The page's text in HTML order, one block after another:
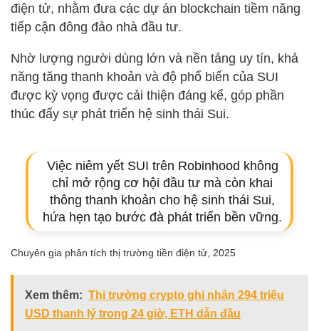
điện tử, nhằm đưa các dự án blockchain tiềm năng
tiếp cận đông đảo nhà đầu tư.
Nhờ lượng người dùng lớn và nền tảng uy tín, khả
năng tăng thanh khoản và độ phổ biến của SUI
được kỳ vọng được cải thiện đáng kể, góp phần
thúc đẩy sự phát triển hệ sinh thái Sui.
Việc niêm yết SUI trên Robinhood không
chỉ mở rộng cơ hội đầu tư mà còn khai
thông thanh khoản cho hệ sinh thái Sui,
hứa hẹn tạo bước đà phát triển bền vững.
Chuyên gia phân tích thị trường tiền điện tử, 2025
Xem thêm: Thị trường crypto ghi nhận 294 triệu
USD thanh lý trong 24 giờ, ETH dẫn đầu